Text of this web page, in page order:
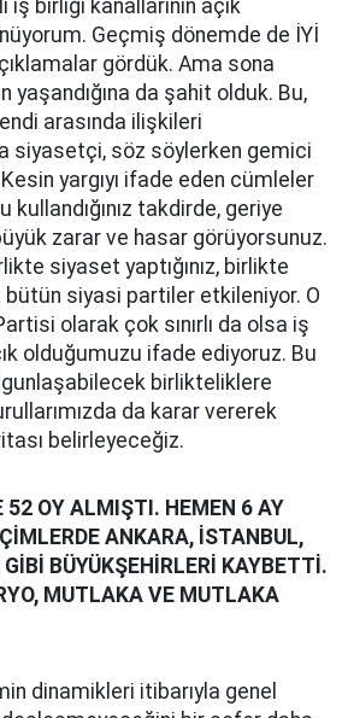
birliği kanallarının açık
Geçmiş dönemde de İYİ
gördük. Ama sona
yaşandığına da şahit olduk. Bu,
arasında ilişkileri
siyasetçi, söz söylerken gemici
yargıyı ifade eden cümleler
kullandığınız takdirde, geriye
zarar ve hasar görüyorsunuz.
siyaset yaptığınız, birlikte
siyasi partiler etkileniyor. O
olarak çok sınırlı da olsa iş
olduğumuzu ifade ediyoruz. Bu
birlikteliklere
da karar vererek
belirleyeceğiz.
52 OY ALMIŞTI. HEMEN 6 AY
ANKARA, İSTANBUL,
BÜYÜKŞEHİRLERİ KAYBETTİ.
MUTLAKA VE MUTLAKA
dinamikleri itibarıyla genel